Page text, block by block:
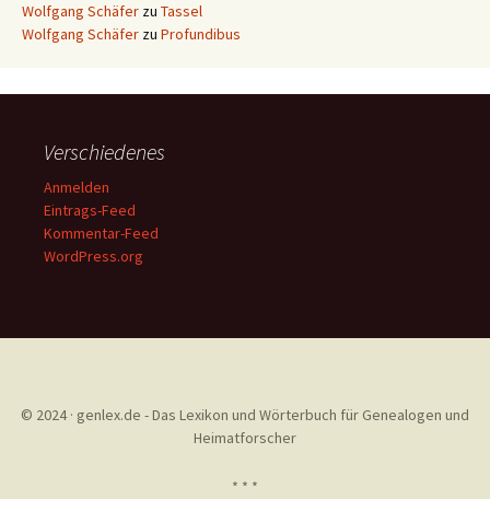
Wolfgang Schäfer zu Tassel
Wolfgang Schäfer zu Profundibus
Verschiedenes
Anmelden
Eintrags-Feed
Kommentar-Feed
WordPress.org
© 2024 · genlex.de - Das Lexikon und Wörterbuch für Genealogen und
Heimatforscher
* * *